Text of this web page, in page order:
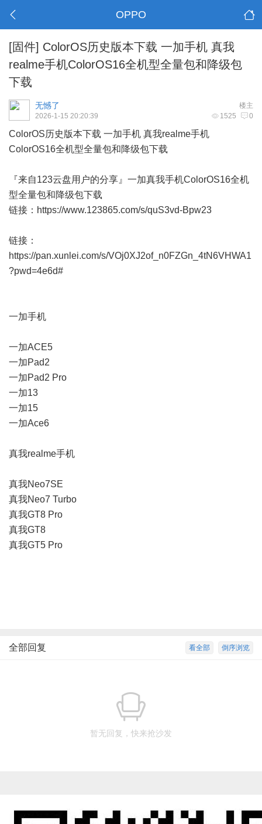
OPPO
[固件] ColorOS历史版本下载 一加手机 真我
realme手机ColorOS16全机型全量包和降级包
下载
楼主
无憾了
1525 0
2026-1-15 20:20:39
ColorOS历史版本下载 一加手机 真我realme手机
ColorOS16全机型全量包和降级包下载
『来自123云盘用户的分享』一加真我手机ColorOS16全机
型全量包和降级包下载
链接： https://www.123865.com/s/quS3vd-Bpw23
链接：
https://pan.xunlei.com/s/VOj0XJ2of_n0FZGn_4tN6VHWA1
?pwd=4e6d#
一加手机
一加ACE5
一加Pad2
一加Pad2 Pro
一加13
一加15
一加Ace6
真我realme手机
真我Neo7SE
真我Neo7 Turbo
真我GT8 Pro
真我GT8
真我GT5 Pro
倒序浏览
看全部
全部回复
暂无回复，快来抢沙发